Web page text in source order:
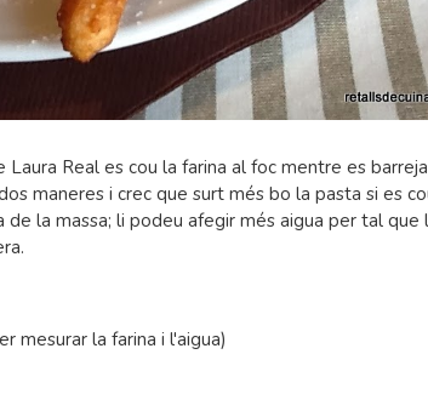
Real es cou la farina al foc mentre es
maneres i crec que surt més bo la pasta si es
la massa; li podeu afegir més aigua per tal que
mesurar la farina i l'aigua)